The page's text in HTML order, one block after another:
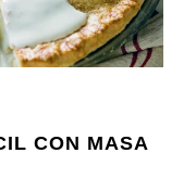
CON MASA